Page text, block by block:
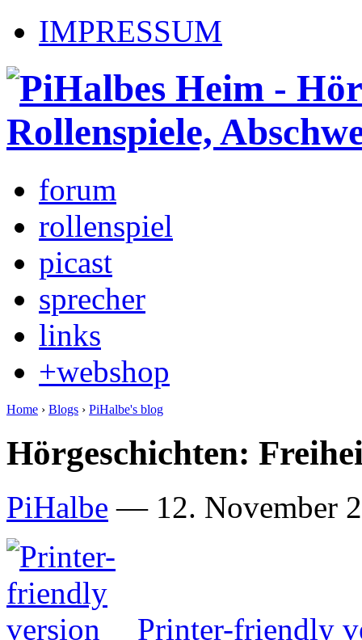
IMPRESSUM
forum
rollenspiel
picast
sprecher
links
+webshop
Home › Blogs › PiHalbe's blog
Hörgeschichten:
PiHalbe — 12. November
Printer-friendly